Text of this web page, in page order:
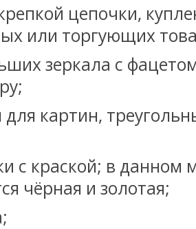
цепочки,
или торгующих
зеркала с
для картин,
с краской; в данном
чёрная и золотая;